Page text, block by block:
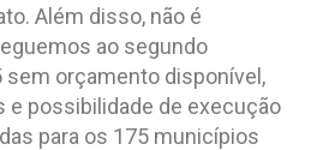
Além disso, não é
ao segundo
orçamento disponível,
e possibilidade de execução
para os 175 municípios